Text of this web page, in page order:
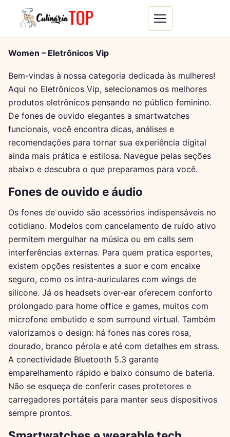
Women – Eletrônicos Vip
Bem-vindas à nossa categoria dedicada às mulheres!
Aqui no Eletrônicos Vip, selecionamos os melhores
produtos eletrônicos pensando no público feminino.
De fones de ouvido elegantes a smartwatches
funcionais, você encontra dicas, análises e
recomendações para tornar sua experiência digital
ainda mais prática e estilosa. Navegue pelas seções
abaixo e descubra o que preparamos para você.
Fones de ouvido e áudio
Os fones de ouvido são acessórios indispensáveis no
cotidiano. Modelos com cancelamento de ruído ativo
permitem mergulhar na música ou em calls sem
interferências externas. Para quem pratica esportes,
existem opções resistentes a suor e com encaixe
seguro, como os intra-auriculares com wings de
silicone. Já os headsets over-ear oferecem conforto
prolongado para home office e games, muitos com
microfone embutido e som surround virtual. Também
valorizamos o design: há fones nas cores rosa,
dourado, branco pérola e até com detalhes em strass.
A conectividade Bluetooth 5.3 garante
emparelhamento rápido e baixo consumo de bateria.
Não se esqueça de conferir cases protetores e
carregadores portáteis para manter seus dispositivos
sempre prontos.